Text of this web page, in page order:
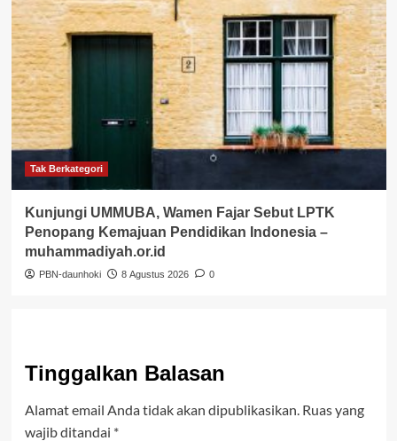
Tak Berkategori
Kunjungi UMMUBA, Wamen Fajar Sebut LPTK
Penopang Kemajuan Pendidikan Indonesia –
muhammadiyah.or.id
PBN-daunhoki 8 Agustus 2026 0
Tinggalkan Balasan
Alamat email Anda tidak akan dipublikasikan. Ruas yang
wajib ditandai *